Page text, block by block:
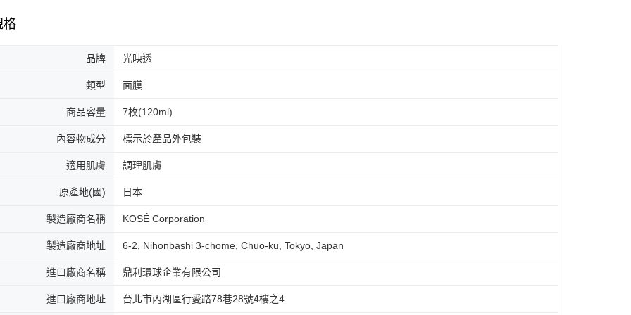
格
品牌 光映透
類型 面膜
商品容量 7枚(120ml)
內容物成分 標示於產品外包裝
適用肌膚 調理肌膚
原產地(國) 日本
製造廠商名稱 KOSÉ Corporation
製造廠商地址 6-2, Nihonbashi 3-chome, Chuo-ku, Tokyo, Japan
進口廠商名稱 鼎利環球企業有限公司
進口廠商地址 台北市內湖區行愛路78巷28號4樓之4